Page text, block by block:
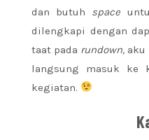
dan butuh space
dilengkapi dengan
taat pada rundown, aku
langsung masuk ke
kegiatan.